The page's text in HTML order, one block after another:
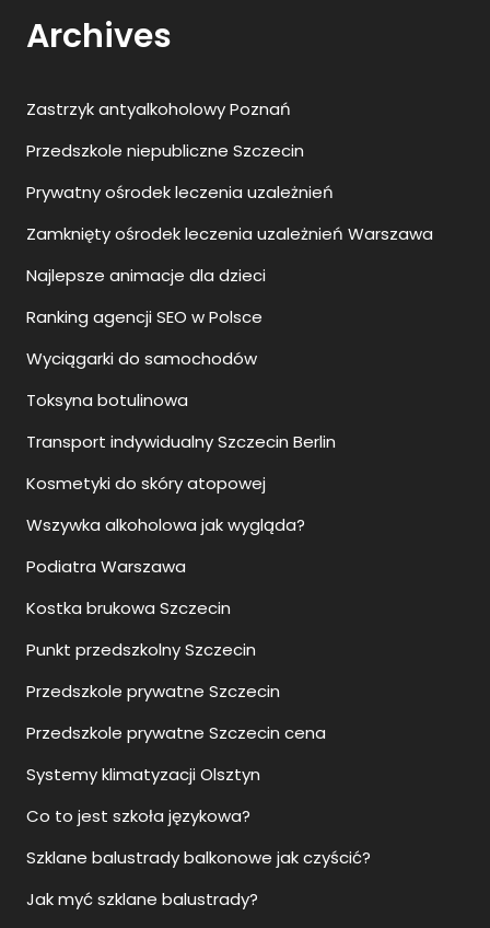
Archives
Zastrzyk antyalkoholowy Poznań
Przedszkole niepubliczne Szczecin
Prywatny ośrodek leczenia uzależnień
Zamknięty ośrodek leczenia uzależnień Warszawa
Najlepsze animacje dla dzieci
Ranking agencji SEO w Polsce
Wyciągarki do samochodów
Toksyna botulinowa
Transport indywidualny Szczecin Berlin
Kosmetyki do skóry atopowej
Wszywka alkoholowa jak wygląda?
Podiatra Warszawa
Kostka brukowa Szczecin
Punkt przedszkolny Szczecin
Przedszkole prywatne Szczecin
Przedszkole prywatne Szczecin cena
Systemy klimatyzacji Olsztyn
Co to jest szkoła językowa?
Szklane balustrady balkonowe jak czyścić?
Jak myć szklane balustrady?